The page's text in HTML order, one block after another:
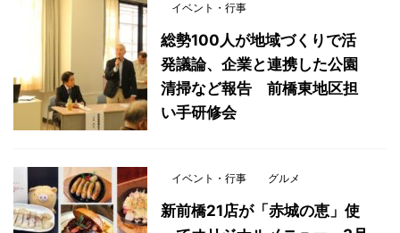
イベント・行事
総勢100人が地域づくりで活
発議論、企業と連携した公園
清掃など報告 前橋東地区担
い手研修会
イベント・行事 グルメ
新前橋21店が「赤城の恵」使